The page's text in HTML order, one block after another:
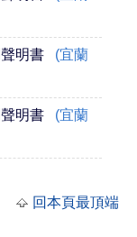
明書
(宜蘭
明書
(宜蘭
回本頁最頂端